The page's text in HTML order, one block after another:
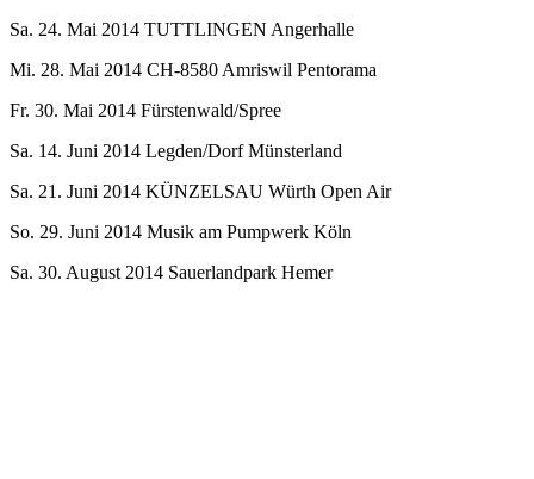
Sa. 24. Mai 2014 TUTTLINGEN Angerhalle
Mi. 28. Mai 2014 CH-8580 Amriswil Pentorama
Fr. 30. Mai 2014 Fürstenwald/Spree
Sa. 14. Juni 2014 Legden/Dorf Münsterland
Sa. 21. Juni 2014 KÜNZELSAU Würth Open Air
So. 29. Juni 2014 Musik am Pumpwerk Köln
Sa. 30. August 2014 Sauerlandpark Hemer